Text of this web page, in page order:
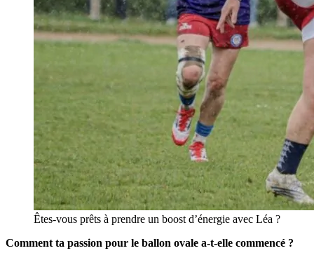
Êtes-vous prêts à prendre un boost d’énergie avec Léa ?
Comment ta passion pour le ballon ovale a-t-elle commencé ?